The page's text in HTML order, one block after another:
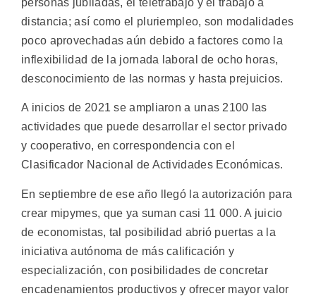
personas jubiladas, el teletrabajo y el trabajo a
distancia; así como el pluriempleo, son modalidades
poco aprovechadas aún debido a factores como la
inflexibilidad de la jornada laboral de ocho horas,
desconocimiento de las normas y hasta prejuicios.
A inicios de 2021 se ampliaron a unas 2100 las
actividades que puede desarrollar el sector privado
y cooperativo, en correspondencia con el
Clasificador Nacional de Actividades Económicas.
En septiembre de ese año llegó la autorización para
crear mipymes, que ya suman casi 11 000. A juicio
de economistas, tal posibilidad abrió puertas a la
iniciativa autónoma de más calificación y
especialización, con posibilidades de concretar
encadenamientos productivos y ofrecer mayor valor